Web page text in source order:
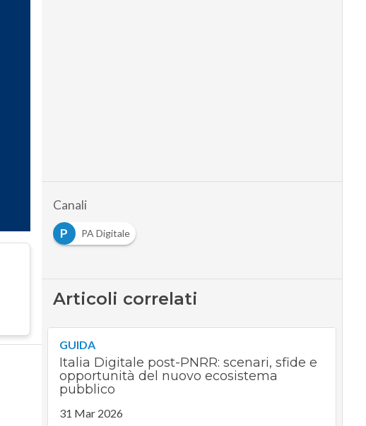
Canali
P
PA Digitale
Articoli correlati
GUIDA
Italia Digitale post-PNRR: scenari, sfide e
opportunità del nuovo ecosistema
pubblico
31 Mar 2026